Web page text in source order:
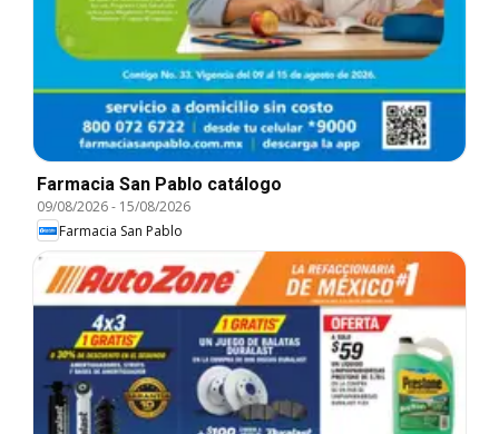
Farmacia San Pablo catálogo
09/08/2026- 15/08/2026
Farmacia San Pablo